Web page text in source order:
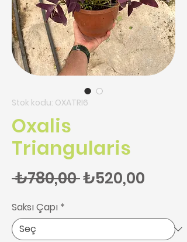
Stok kodu: OXATRI6
Oxalis
Triangularis
₺780,00 Normal Fiyat
₺520,00
Saksı Çapı *